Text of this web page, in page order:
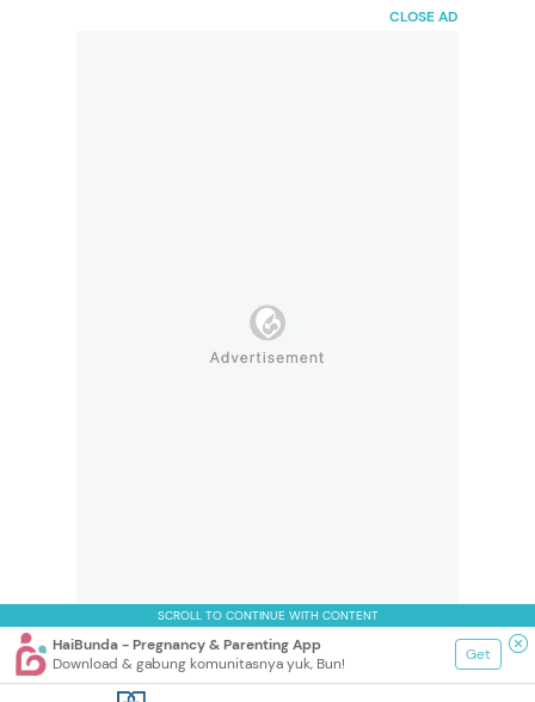
CLOSE AD
SCROLL TO CONTINUE WITH CONTENT
HaiBunda - Pregnancy & Parenting App
Download & gabung komunitasnya yuk, Bun!
Get